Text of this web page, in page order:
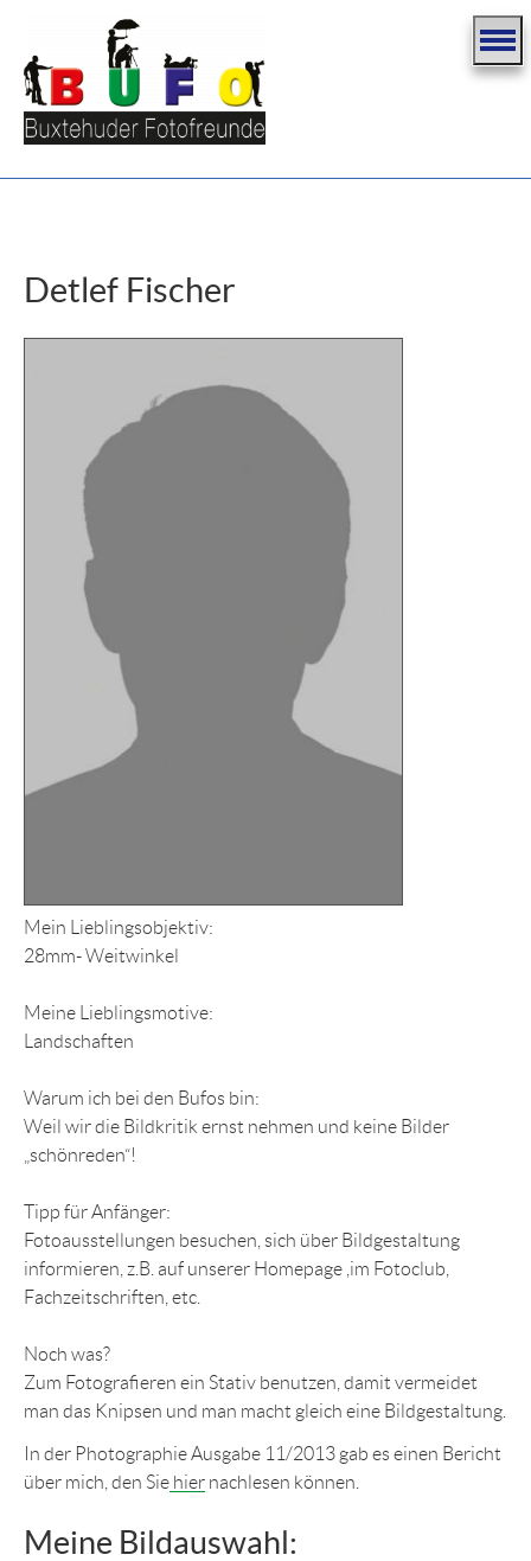
Detlef Fischer
Mein Lieblingsobjektiv:
28mm- Weitwinkel
Meine Lieblingsmotive:
Landschaften
Warum ich bei den Bufos bin:
Weil wir die Bildkritik ernst nehmen und keine Bilder
„schönreden“!
Tipp für Anfänger:
Fotoausstellungen besuchen, sich über Bildgestaltung
informieren, z.B. auf unserer Homepage ,im Fotoclub,
Fachzeitschriften, etc.
Noch was?
Zum Fotografieren ein Stativ benutzen, damit vermeidet
man das Knipsen und man macht gleich eine Bildgestaltung.
In der Photographie Ausgabe 11/2013 gab es einen Bericht
über mich, den Sie hier nachlesen können.
Meine Bildauswahl: